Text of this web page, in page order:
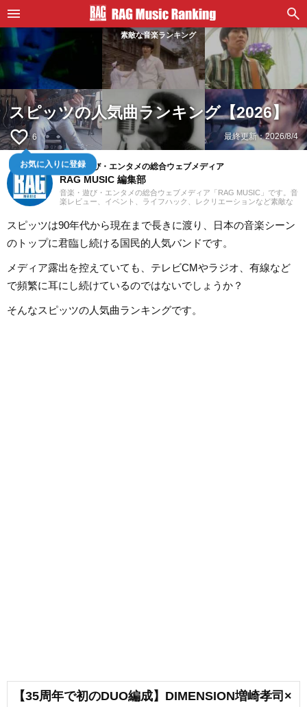
素敵な音楽ランキング
スピッツの人気曲ランキング【2026】
favorite_border 6
お気に入りに登録
最終更新：2026/8/4
音楽・遊び・エンタメの総合ウェブメディア
RAG MUSIC 編集部
音楽・遊び・エンタメの総合ウェブメディア「RAG MUSIC」です。音
楽レビュー、イベント、ライフハック、レクリエーションなど素敵な
スピッツは90年代から現在まで長きに渡り、日本の音楽シーン
のトップに君臨し続ける国民的人気バンドです。
メディア露出を控えていても、テレビCMやラジオ、有線など
で頻繁に耳にし続けているのではないでしょうか？
そんなスピッツの人気曲ランキングです。
【35周年で初のDUO編成】DIMENSION増崎孝司×